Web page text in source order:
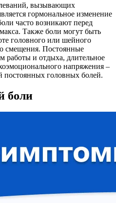
вызывающих
гормональное изменение
часто возникают перед
Также боли могут быть
головного или шейного
смещения. Постоянные
работы и отдыха, длительное
напряжения –
постоянных головных болей.
боли